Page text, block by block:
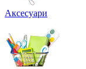
Аксесуари